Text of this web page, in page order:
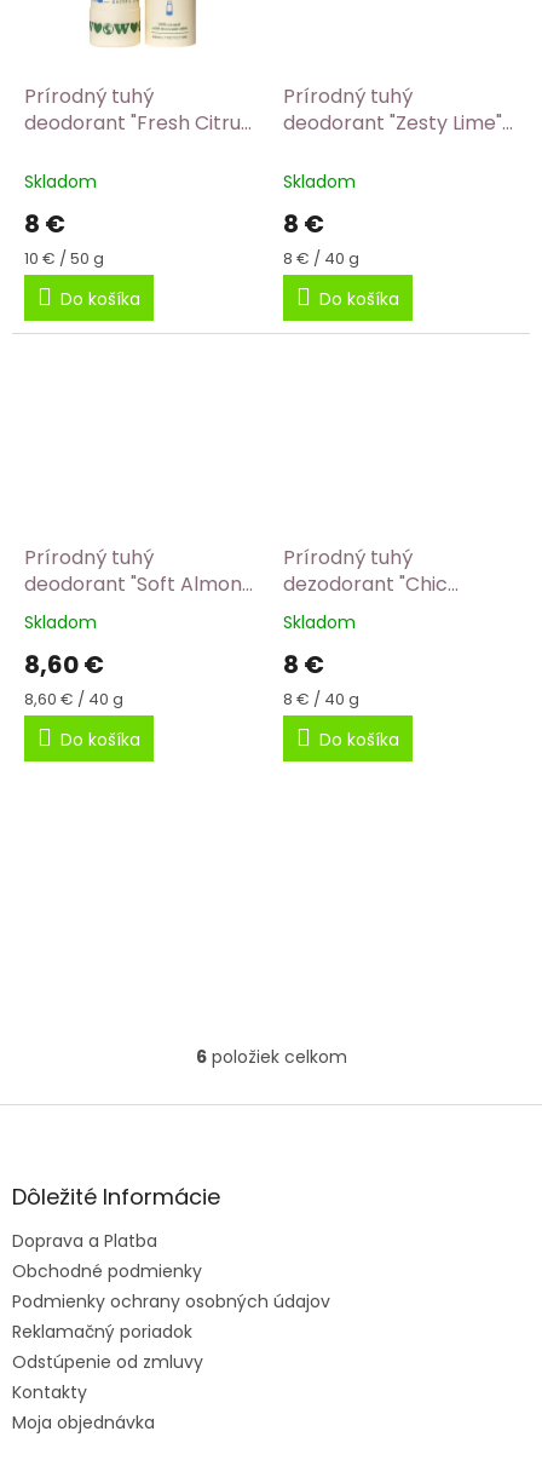
Prírodný tuhý
deodorant "Fresh Citrus"
Skladom
8 €
Jednotková
cena:
10 € / 50 g
Do košíka
Prírodný tuhý
deodorant "Zesty Lime"
Skladom
8 €
Jednotková
cena:
8 € / 40 g
Do košíka
Prírodný tuhý
deodorant "Soft Almond
Sensitive" 40g
Priemerné
produktu
je
5,0
5
Skladom
8,60 €
Jednotková
cena:
8,60 € / 40 g
Do košíka
Prírodný tuhý
dezodorant "Chic
Magnolia" We love the
planet 40g
Priemerné
produktu
je
5,0
5
Skladom
8 €
Jednotková
cena:
8 € / 40 g
Do košíka
O
l
r
6položiek celkom
Z
ä
e
Dôležité Informácie
Doprava a Platba
Obchodné podmienky
Podmienky ochrany osobných údajov
Reklamačný poriadok
Odstúpenie od zmluvy
Kontakty
Moja objednávka